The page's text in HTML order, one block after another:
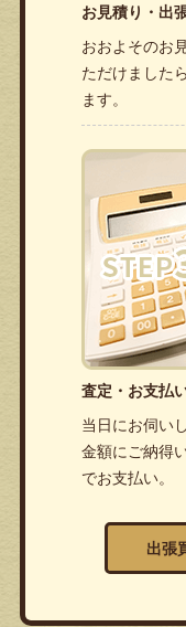
お見積り・出
おおよそのお
ただけました
ます。
査定・お支払
当日にお伺い
金額にご納得
でお支払い。
出張